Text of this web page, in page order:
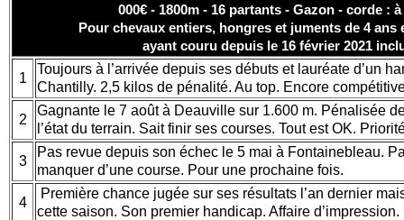
000€ - 1800m - 16 partants - Gazon - corde :
Pour chevaux entiers, hongres et juments de 4 ans
ayant couru depuis le 16 février 2021
1
Toujours à l’arrivée depuis ses débuts et lauréate d’un
Chantilly. 2,5 kilos de pénalité. Au top. Encore
2
Gagnante le 7 août à Deauville sur 1.600 m. Pénalisée
l’état du terrain. Sait finir ses courses. Tout est OK.
3
Pas revue depuis son échec le 5 mai à Fontainebleau.
manquer d’une course. Pour une prochaine fois.
4
Première chance jugée sur ses résultats l’an dernier
cette saison. Son premier handicap. Affaire d’impression.